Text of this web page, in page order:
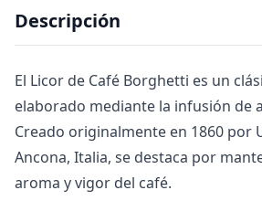
Descripción
El Licor de Café Borghetti es un
elaborado mediante la infusión de
Creado originalmente en 1860 por
Ancona, Italia, se destaca por
aroma y vigor del café.